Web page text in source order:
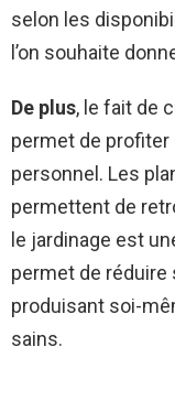
selon les
l’on souhaite
De plus, le fait de
permet de profiter
personnel. Les
permettent de
le jardinage est
permet de réduire
produisant soi-
sains.